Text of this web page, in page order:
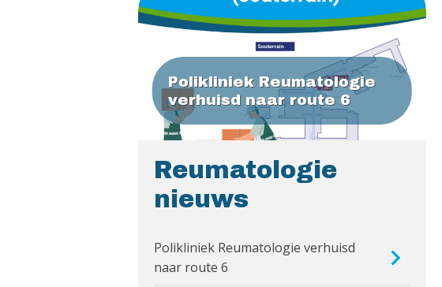
Polikliniek Reumatologie
verhuisd naar route 6
Reumatologie
nieuws
Polikliniek Reumatologie verhuisd
naar route 6